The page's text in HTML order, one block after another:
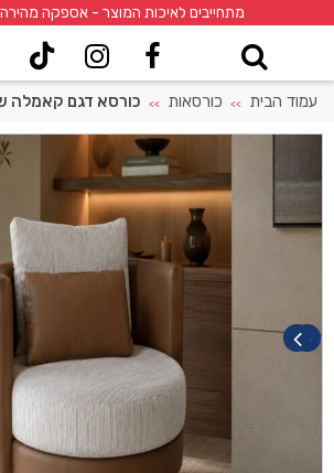
מתחייבים לאיכות המוצר - אספקה מהירה
עמוד הבית >> כורסאות >> כורסא דגם קאמלה